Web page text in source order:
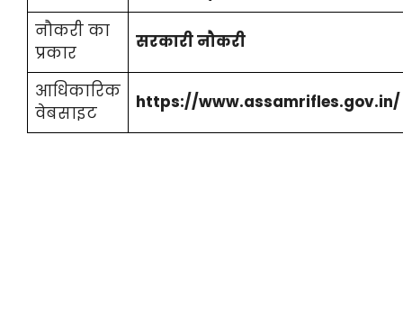
नौकरी का
प्रकार
सरकारी नौकरी
आधिकारिक
वेबसाइट
https://www.assamrifles.gov.in/